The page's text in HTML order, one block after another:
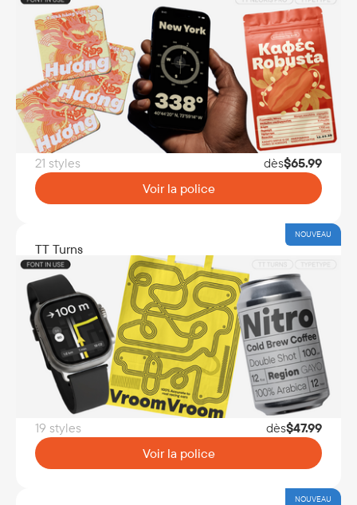
21 styles dès$65.99
Voir la police
NOUVEAU
TT Turns
19 styles dès$47.99
Voir la police
NOUVEAU